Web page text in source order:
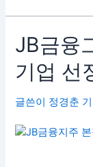
지
속
가
능
성
JB금융
기업 선
글쓴이 정경춘
JB
금
융
룹,
년